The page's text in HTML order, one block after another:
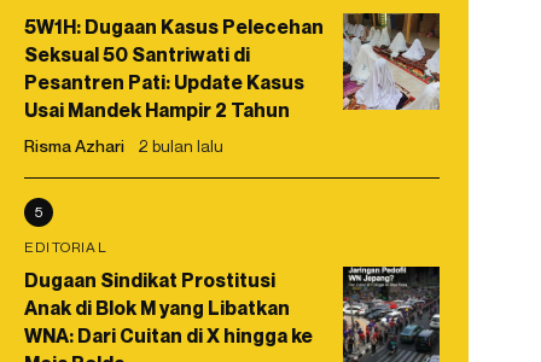
5W1H: Dugaan Kasus Pelecehan
Seksual 50 Santriwati di
Pesantren Pati: Update Kasus
Usai Mandek Hampir 2 Tahun
Risma Azhari 2 bulan lalu
5
EDITORIAL
Dugaan Sindikat Prostitusi
Anak di Blok M yang Libatkan
WNA: Dari Cuitan di X hingga ke